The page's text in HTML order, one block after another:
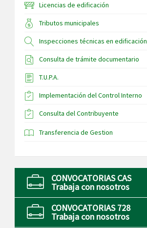
Licencias de edificación
Tributos municipales
Inspecciones técnicas en edificación
Consulta de trámite documentario
T.U.P.A.
Implementación del Control Interno
Consulta del Contribuyente
Transferencia de Gestion
CONVOCATORIAS CAS
Trabaja con nosotros
CONVOCATORIAS 728
Trabaja con nosotros